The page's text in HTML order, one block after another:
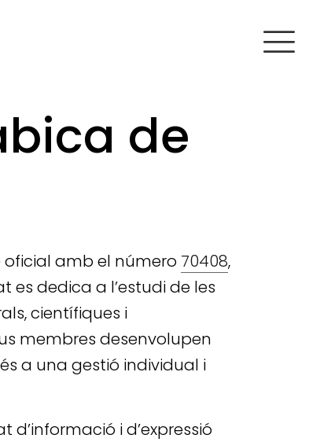
de
oficial amb el número 70408,
es dedica a l’estudi de les
científiques i
membres desenvolupen
a una gestió individual i
i d’expressió